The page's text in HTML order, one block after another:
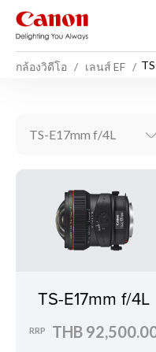
กล้องวิดีโอ เลนส์ EF
TS-E17mm f/4L
TS-E17mm f/4L
RRP THB